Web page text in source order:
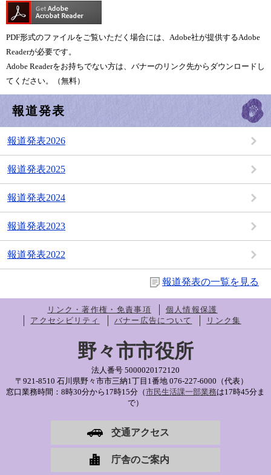
PDF形式のファイルをご覧いただく場合には、Adobe社が提供するAdobe
Readerが必要です。
Adobe Readerをお持ちでない方は、バナーのリンク先からダウンロードし
てください。（無料）
報道発表
報道発表2026
報道発表2025
報道発表2024
報道発表2023
報道発表2022
報道発表の一覧を見る
リンク・著作権・免責事項
個人情報保護
アクセシビリティ
バナー広告について リンク集
野々市市役所
法人番号 5000020172120
〒921-8510 石川県野々市市三納1丁目1番地 076-227-6000（代表）
窓口業務時間：8時30分から17時15分（市民生活課一部業務は17時45分ま
で）
交通アクセス
庁舎のご案内